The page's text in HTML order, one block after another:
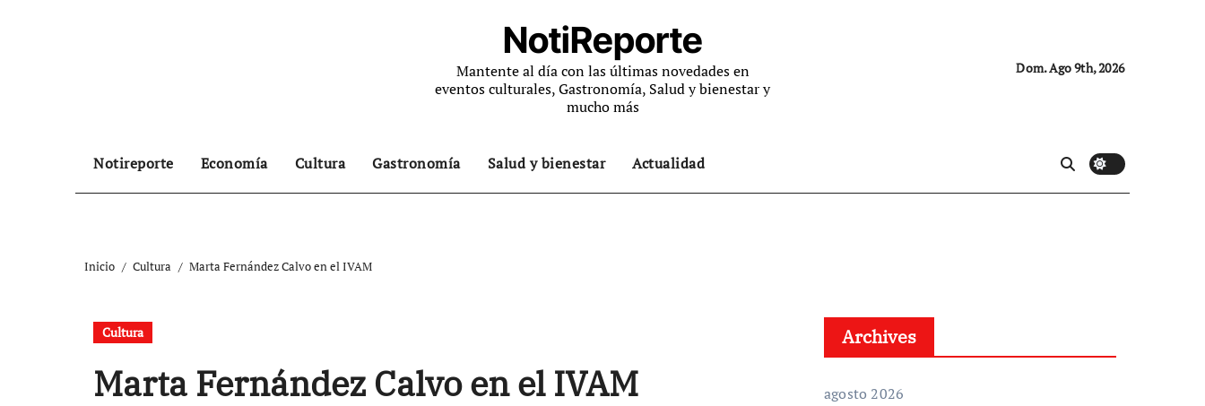
NotiReporte
Mantente al día con las últimas novedades en
eventos culturales, Gastronomía, Salud y bienestar y
mucho más
Dom. Ago 9th, 2026
Notireporte Economía Cultura Gastronomía Salud y bienestar Actualidad
Inicio Cultura Marta Fernández Calvo en el IVAM
Cultura
Marta Fernández Calvo en el IVAM
Archives
agosto 2026